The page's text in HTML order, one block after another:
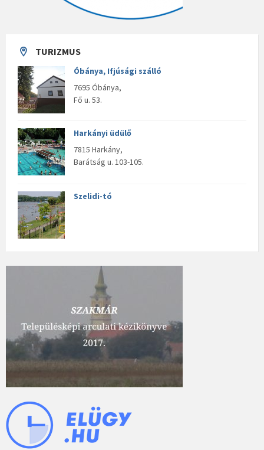
TURIZMUS
Óbánya, Ifjúsági szálló
7695 Óbánya,
Fő u. 53.
Harkányi üdülő
7815 Harkány,
Barátság u. 103-105.
Szelidi-tó